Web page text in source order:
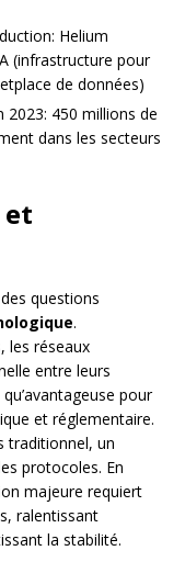
Helium
(infrastructure pour
de données)
450 millions de
dans les secteurs
et
questions
.
les réseaux
entre leurs
pour
et réglementaire.
traditionnel, un
protocoles. En
majeure requiert
ralentissant
la stabilité.